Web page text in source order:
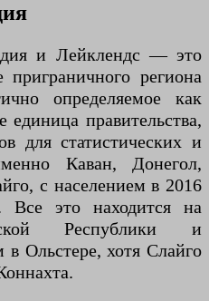
и Лейклендс — это
приграничного региона
определяемое как
правительства,
для статистических и
Каван, Донегол,
с населением в 2016
Все это находится на
Республики и
в Ольстере, хотя Слайго